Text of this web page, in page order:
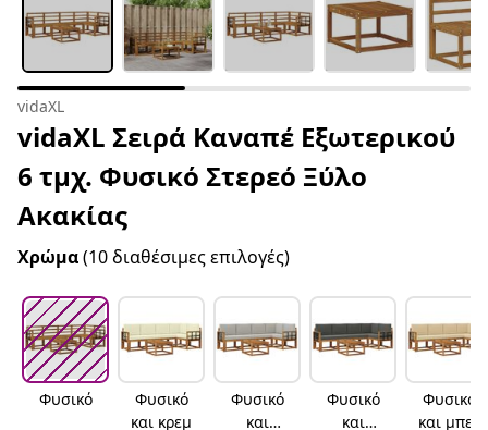
vidaXL
vidaXL Σειρά Καναπέ Εξωτερικού
6 τμχ. Φυσικό Στερεό Ξύλο
Ακακίας
Χρώμα(10 διαθέσιμες επιλογές)
Φυσικό
Φυσικό
και κρεμ
Φυσικό
και
Φυσικό
και
Φυσικό
και μπεζ